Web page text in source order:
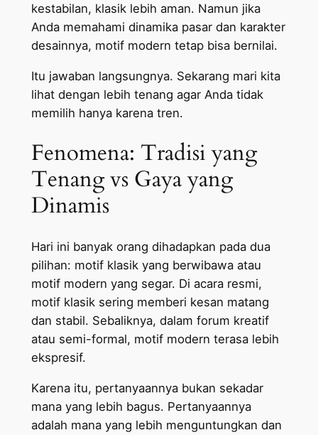
kestabilan, klasik lebih aman. Namun jika
Anda memahami dinamika pasar dan karakter
desainnya, motif modern tetap bisa bernilai.
Itu jawaban langsungnya. Sekarang mari kita
lihat dengan lebih tenang agar Anda tidak
memilih hanya karena tren.
Fenomena: Tradisi yang
Tenang vs Gaya yang
Dinamis
Hari ini banyak orang dihadapkan pada dua
pilihan: motif klasik yang berwibawa atau
motif modern yang segar. Di acara resmi,
motif klasik sering memberi kesan matang
dan stabil. Sebaliknya, dalam forum kreatif
atau semi-formal, motif modern terasa lebih
ekspresif.
Karena itu, pertanyaannya bukan sekadar
mana yang lebih bagus. Pertanyaannya
adalah mana yang lebih menguntungkan dan